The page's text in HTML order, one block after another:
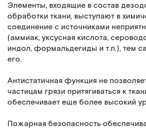
Элементы, входящие в состав
обработки ткани, выступают в
соединение с источниками
(аммиак, уксусная кислота,
индол, формальдегиды и т.п.), тем
его.
Антистатичная функция не
частицам грязи притягиваться к
обеспечивает еще более высокий
Пожарная безопасность